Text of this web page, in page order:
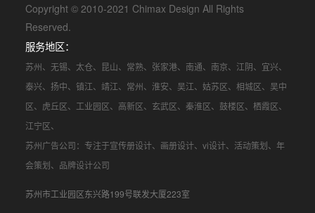
Copyright © 2010-2021 Chimax Design All Rights
Reserved.
服务地区：
苏州、 无锡、 太仓、 昆山、 常熟、 张家港、 南通、 南京、 江阴、 宜兴、
泰兴、 扬中、 镇江、 靖江、 常州、 淮安、 吴江、 姑苏区、 相城区、 吴中
区、 虎丘区、 工业园区、 高新区、 玄武区、 秦淮区、 鼓楼区、 栖霞区、
江宁区、
苏州广告公司：专注于宣传册设计、 画册设计、 vi设计、 活动策划、 年
会策划、品牌设计公司
苏州市工业园区东兴路199号联发大厦223室